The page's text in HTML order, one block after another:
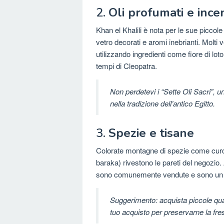
2. Oli profumati e
Khan el Khalili è nota per le sue
vetro decorati e aromi inebrianti. Molti
utilizzando ingredienti come fiore di
tempi di Cleopatra.
Non perdetevi i “Sette Oli Sacri”,
nella tradizione dell’antico Egitto.
3. Spezie e tisane
Colorate montagne di spezie come
baraka) rivestono le pareti del
sono comunemente vendute e sono
Suggerimento:acquista piccole
tuo acquisto per preservarne la